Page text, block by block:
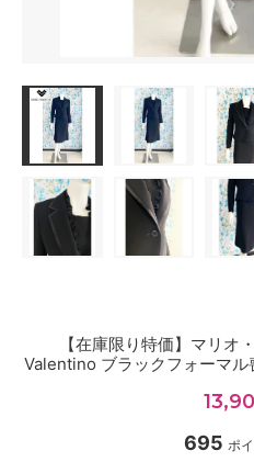
【在庫限り特価】マリオ
Valentino ブラックフォーマ
695 ポ